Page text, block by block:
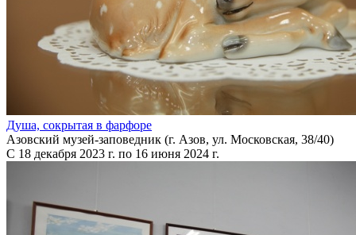
Душа, сокрытая в фарфоре
Азовский музей-заповедник (г. Азов, ул. Московская, 38/40)
С 18 декабря 2023 г. по 16 июня 2024 г.